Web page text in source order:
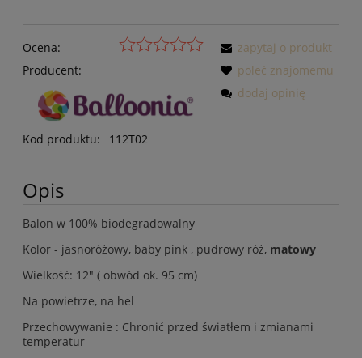
Ocena:
Producent:
Kod produktu: 112T02
zapytaj o produkt
poleć znajomemu
dodaj opinię
Opis
Balon w 100% biodegradowalny
Kolor - jasnoróżowy, baby pink , pudrowy róż, matowy
Wielkość: 12" ( obwód ok. 95 cm)
Na powietrze, na hel
Przechowywanie : Chronić przed światłem i zmianami
temperatur